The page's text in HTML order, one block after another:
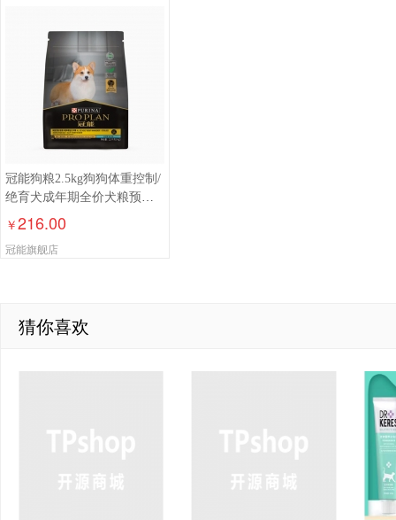
冠能狗粮2.5kg狗狗体重控制/
绝育犬成年期全价犬粮预防
肥胖通用型犬主粮2.5kg
￥216.00
冠能旗舰店
猜你喜欢